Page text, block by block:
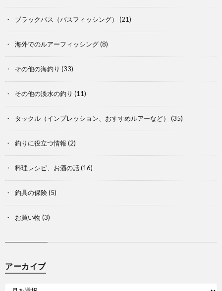
ブラックバス（バスフィッシング） (21)
海外でのルアーフィッシング(8)
その他の海釣り (33)
その他の淡水の釣り (11)
タックル（インプレッション、おすすめルアーなど） (35)
釣りに役立つ情報 (2)
料理レシピ、お酒の話(16)
釣具の保険(5)
お買い物 (3)
アーカイブ